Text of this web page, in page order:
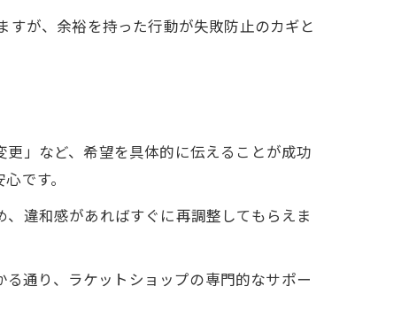
が、余裕を持った行動が失敗防止のカギと
」など、希望を具体的に伝えることが成功
です。
違和感があればすぐに再調整してもらえま
通り、ラケットショップの専門的なサポー